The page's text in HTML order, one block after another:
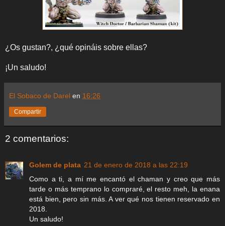
¿Os gustan?, ¿qué opináis sobre ellas?
¡Un saludo!
El Sobaco de Darel en 16:26
Compartir
2 comentarios:
Golem de plata 21 de enero de 2018 a las 22:19
Como a ti, a mí me encantó el chaman y creo que más
tarde o más temprano lo compraré, el resto meh, la enana
está bien, pero sin más. A ver qué nos tienen reservado en
2018.
Un saludo!